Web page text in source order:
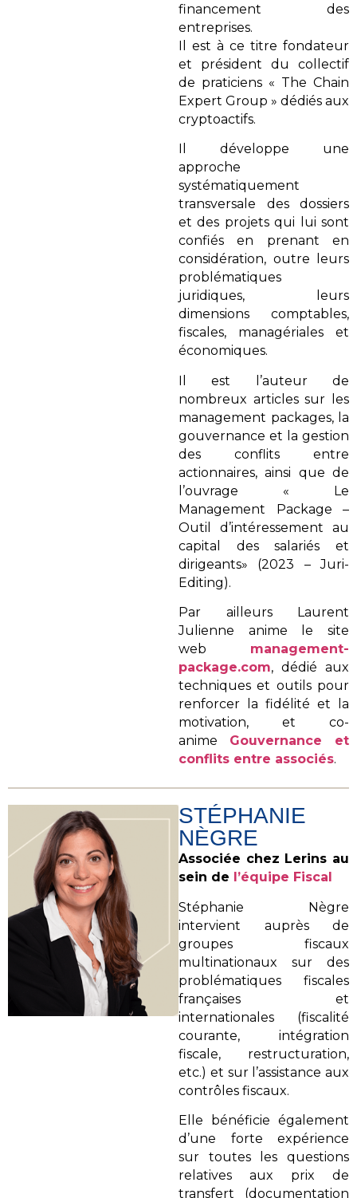
financement des
entreprises.
Il est à ce titre fondateur
et président du collectif
de praticiens « The Chain
Expert Group » dédiés aux
cryptoactifs.
Il développe une
approche
systématiquement
transversale des dossiers
et des projets qui lui sont
confiés en prenant en
considération, outre leurs
problématiques
juridiques, leurs
dimensions comptables,
fiscales, managériales et
économiques.
Il est l’auteur de
nombreux articles sur les
management packages, la
gouvernance et la gestion
des conflits entre
actionnaires, ainsi que de
l’ouvrage « Le
Management Package –
Outil d’intéressement au
capital des salariés et
dirigeants» (2023 – Juri-
Editing).
Par ailleurs Laurent
Julienne anime le site
web management-
package.com, dédié aux
techniques et outils pour
renforcer la fidélité et la
motivation, et co-
anime Gouvernance et
conflits entre associés.
STÉPHANIE
NÈGRE
Associée chez Lerins au
sein de
l’équipe Fiscal
Stéphanie Nègre
intervient auprès de
groupes fiscaux
multinationaux sur des
problématiques fiscales
françaises et
internationales (fiscalité
courante, intégration
fiscale, restructuration,
etc.) et sur l’assistance aux
contrôles fiscaux.
Elle bénéficie également
d’une forte expérience
sur toutes les questions
relatives aux prix de
transfert (documentation